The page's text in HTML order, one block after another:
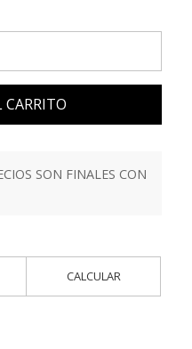
CARRITO
SON FINALES CON
CALCULAR